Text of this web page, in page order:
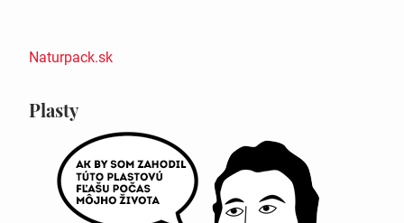
Naturpack.sk
Plasty